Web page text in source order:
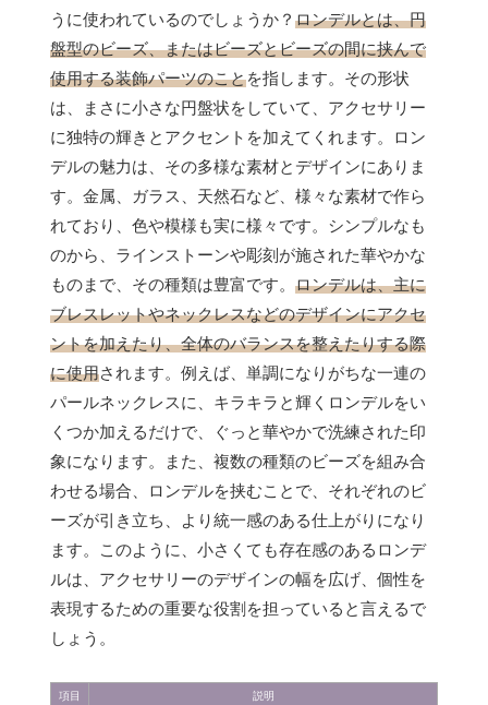
うに使われているのでしょうか？ ロンデルとは、円
盤型のビーズ、またはビーズとビーズの間に挟んで
使用する装飾パーツのことを指します。その形状
は、まさに小さな円盤状をしていて、アクセサリー
に独特の輝きとアクセントを加えてくれます。ロン
デルの魅力は、その多様な素材とデザインにありま
す。金属、ガラス、天然石など、様々な素材で作ら
れており、色や模様も実に様々です。シンプルなも
のから、ラインストーンや彫刻が施された華やかな
ものまで、その種類は豊富です。 ロンデルは、主に
ブレスレットやネックレスなどのデザインにアクセ
ントを加えたり、全体のバランスを整えたりする際
に使用されます。例えば、単調になりがちな一連の
パールネックレスに、キラキラと輝くロンデルをい
くつか加えるだけで、ぐっと華やかで洗練された印
象になります。また、複数の種類のビーズを組み合
わせる場合、ロンデルを挟むことで、それぞれのビ
ーズが引き立ち、より統一感のある仕上がりになり
ます。このように、小さくても存在感のあるロンデ
ルは、アクセサリーのデザインの幅を広げ、個性を
表現するための重要な役割を担っていると言えるで
しょう。
項目 説明